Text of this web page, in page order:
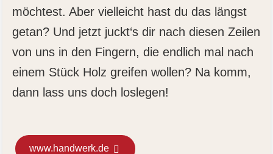
möchtest. Aber vielleicht hast du das längst
getan? Und jetzt juckt‘s dir nach diesen Zeilen
von uns in den Fingern, die endlich mal nach
einem Stück Holz greifen wollen? Na komm,
dann lass uns doch loslegen!
www.handwerk.de